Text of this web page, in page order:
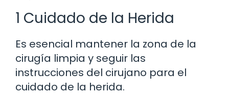
1 Cuidado de la Herida
Es esencial mantener la zona de la
cirugía limpia y seguir las
instrucciones del cirujano para el
cuidado de la herida.